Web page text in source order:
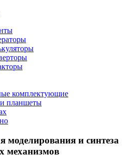
комплектующие
планшеты
моделирования и синтеза
механизмов